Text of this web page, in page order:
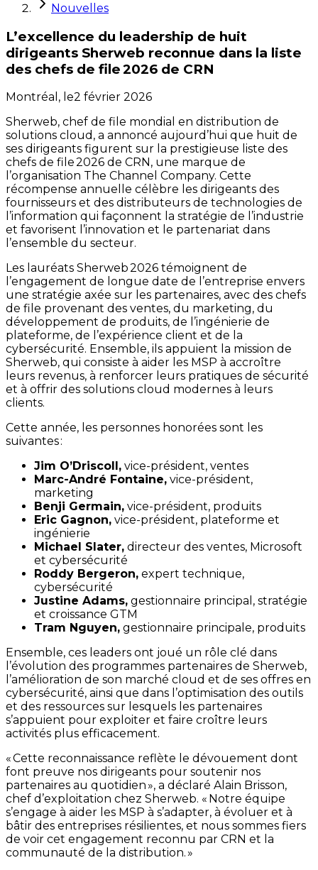
Nouvelles
L’excellence du leadership de huit
dirigeants Sherweb reconnue dans la liste
des chefs de file 2026 de CRN
Montréal, le2 février 2026
Sherweb, chef de file mondial en distribution de
solutions cloud, a annoncé aujourd’hui que huit de
ses dirigeants figurent sur la prestigieuse liste des
chefs de file 2026 de CRN, une marque de
l’organisation The Channel Company. Cette
récompense annuelle célèbre les dirigeants des
fournisseurs et des distributeurs de technologies de
l’information qui façonnent la stratégie de l’industrie
et favorisent l’innovation et le partenariat dans
l’ensemble du secteur.
Les lauréats Sherweb 2026 témoignent de
l’engagement de longue date de l’entreprise envers
une stratégie axée sur les partenaires, avec des chefs
de file provenant des ventes, du marketing, du
développement de produits, de l’ingénierie de
plateforme, de l’expérience client et de la
cybersécurité. Ensemble, ils appuient la mission de
Sherweb, qui consiste à aider les MSP à accroître
leurs revenus, à renforcer leurs pratiques de sécurité
et à offrir des solutions cloud modernes à leurs
clients.
Cette année, les personnes honorées sont les
suivantes :
Jim O’Driscoll, vice-président, ventes
Marc-André Fontaine, vice-président,
marketing
Benji Germain, vice-président, produits
Eric Gagnon, vice-président, plateforme et
ingénierie
Michael Slater, directeur des ventes, Microsoft
et cybersécurité
Roddy Bergeron, expert technique,
cybersécurité
Justine Adams, gestionnaire principal, stratégie
et croissance GTM
Tram Nguyen, gestionnaire principale, produits
Ensemble, ces leaders ont joué un rôle clé dans
l’évolution des programmes partenaires de Sherweb,
l’amélioration de son marché cloud et de ses offres en
cybersécurité, ainsi que dans l’optimisation des outils
et des ressources sur lesquels les partenaires
s’appuient pour exploiter et faire croître leurs
activités plus efficacement.
« Cette reconnaissance reflète le dévouement dont
font preuve nos dirigeants pour soutenir nos
partenaires au quotidien », a déclaré Alain Brisson,
chef d’exploitation chez Sherweb. « Notre équipe
s’engage à aider les MSP à s’adapter, à évoluer et à
bâtir des entreprises résilientes, et nous sommes fiers
de voir cet engagement reconnu par CRN et la
communauté de la distribution. »